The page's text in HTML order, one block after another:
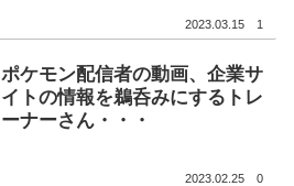
2023.03.15 1
ポケモン配信者の動画、企業サ
イトの情報を鵜呑みにするトレ
ーナーさん・・・
2023.02.25 0